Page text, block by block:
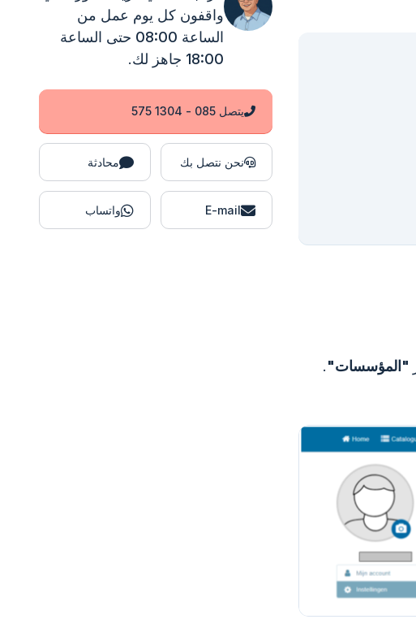
"المؤسسات".
واقفون كل يوم عمل من
الساعة 08:00 حتى الساعة
18:00 جاهز لك.
يتصل 085 - 1304 575
نحن نتصل بك محادثة
E-mail واتساب